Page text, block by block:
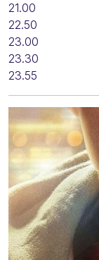
21.00
22.50
23.00
23.30
23.55